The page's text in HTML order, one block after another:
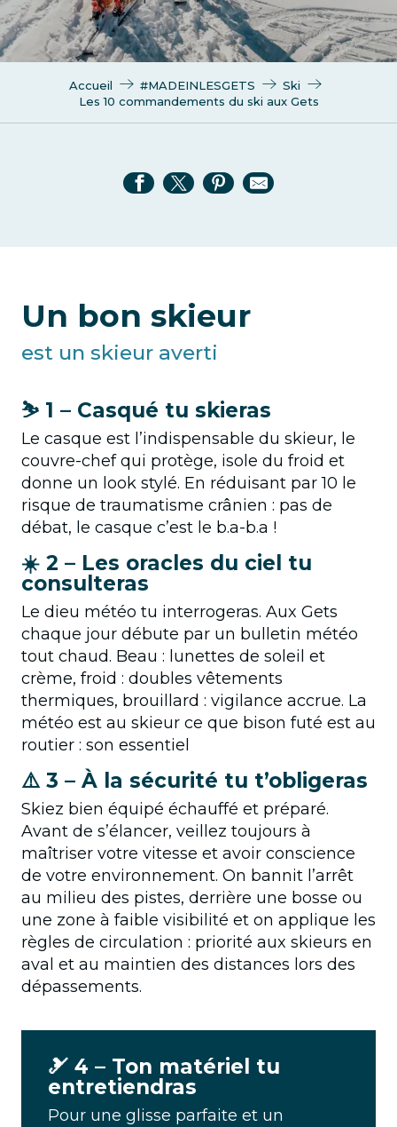
Accueil #MADEINLESGETS
Ski
Les 10 commandements du ski aux Gets
Un bon skieur
est un skieur averti
⛷️​ 1 – Casqué tu skieras
Le casque est l’indispensable du skieur, le
couvre-chef qui protège, isole du froid et
donne un look stylé. En réduisant par 10 le
risque de traumatisme crânien : pas de
débat, le casque c’est le b.a-b.a !
☀️​ ​2 – Les oracles du ciel tu
consulteras
Le dieu météo tu interrogeras. Aux Gets
chaque jour débute par un bulletin météo
tout chaud. Beau : lunettes de soleil et
crème, froid : doubles vêtements
thermiques, brouillard : vigilance accrue. La
météo est au skieur ce que bison futé est au
routier : son essentiel
⚠️​ 3 – À la sécurité tu t’obligeras
Skiez bien équipé échauffé et préparé.
Avant de s’élancer, veillez toujours à
maîtriser votre vitesse et avoir conscience
de votre environnement. On bannit l’arrêt
au milieu des pistes, derrière une bosse ou
une zone à faible visibilité et on applique les
règles de circulation : priorité aux skieurs en
aval et au maintien des distances lors des
dépassements.
🎿​ 4 – Ton matériel tu
entretiendras
Pour une glisse parfaite et un